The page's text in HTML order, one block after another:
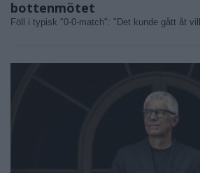
bottenmötet
Föll i typisk "0-0-match": "Det kunde gått åt